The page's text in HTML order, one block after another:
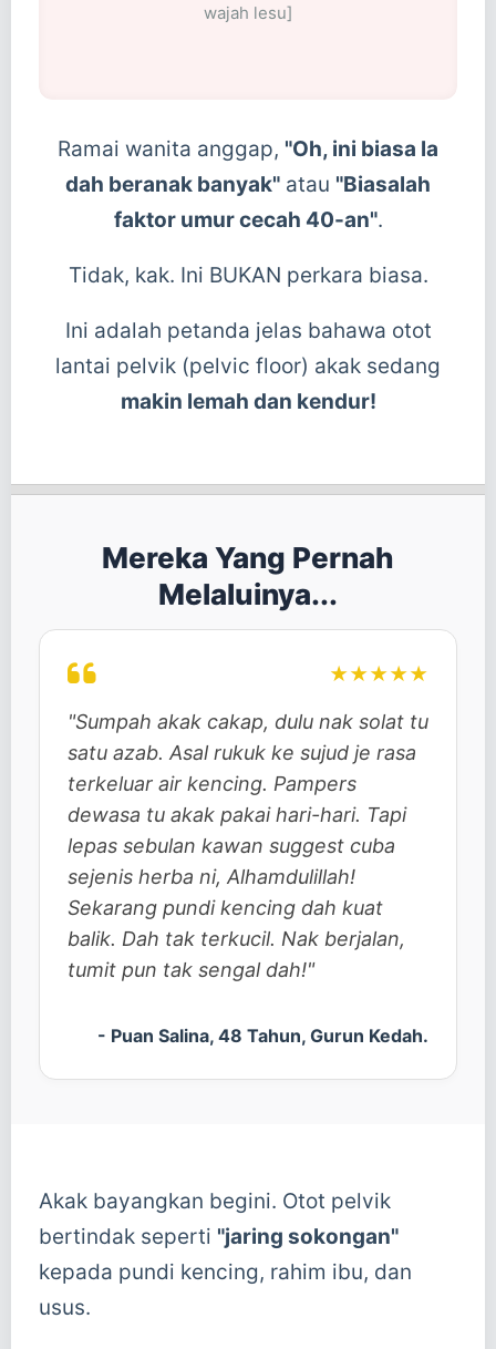
wajah lesu]
Ramai wanita anggap, "Oh, ini biasa la
dah beranak banyak" atau "Biasalah
faktor umur cecah 40-an".
Tidak, kak. Ini BUKAN perkara biasa.
Ini adalah petanda jelas bahawa otot
lantai pelvik (pelvic floor) akak sedang
makin lemah dan kendur!
Mereka Yang Pernah
Melaluinya...
★★★★★
"Sumpah akak cakap, dulu nak solat tu
satu azab. Asal rukuk ke sujud je rasa
terkeluar air kencing. Pampers
dewasa tu akak pakai hari-hari. Tapi
lepas sebulan kawan suggest cuba
sejenis herba ni, Alhamdulillah!
Sekarang pundi kencing dah kuat
balik. Dah tak terkucil. Nak berjalan,
tumit pun tak sengal dah!"
- Puan Salina, 48 Tahun, Gurun Kedah.
Akak bayangkan begini. Otot pelvik
bertindak seperti "jaring sokongan"
kepada pundi kencing, rahim ibu, dan
usus.